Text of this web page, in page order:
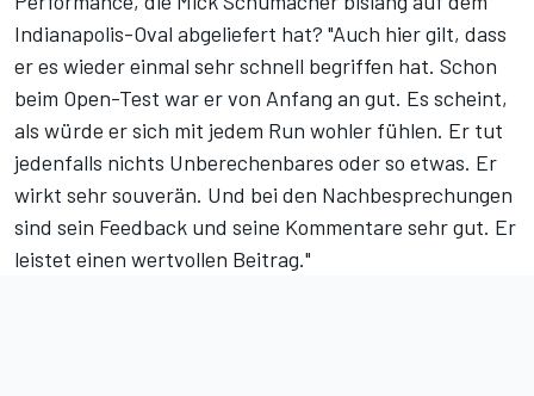
Indianapolis-Oval abgeliefert hat? "Auch hier gilt, dass
er es wieder einmal sehr schnell begriffen hat. Schon
beim Open-Test war er von Anfang an gut. Es scheint,
als würde er sich mit jedem Run wohler fühlen. Er tut
jedenfalls nichts Unberechenbares oder so etwas. Er
wirkt sehr souverän. Und bei den Nachbesprechungen
sind sein Feedback und seine Kommentare sehr gut. Er
leistet einen wertvollen Beitrag."